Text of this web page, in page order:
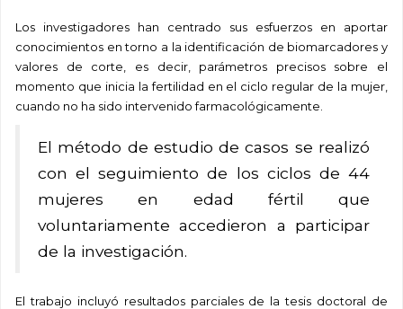
Los investigadores han centrado sus esfuerzos en aportar
conocimientos en torno a la identificación de biomarcadores y
valores de corte, es decir, parámetros precisos sobre el
momento que inicia la fertilidad en el ciclo regular de la mujer,
cuando no ha sido intervenido farmacológicamente.
El método de estudio de casos se realizó
con el seguimiento de los ciclos de 44
mujeres en edad fértil que
voluntariamente accedieron a participar
de la investigación.
El trabajo incluyó resultados parciales de la tesis doctoral de